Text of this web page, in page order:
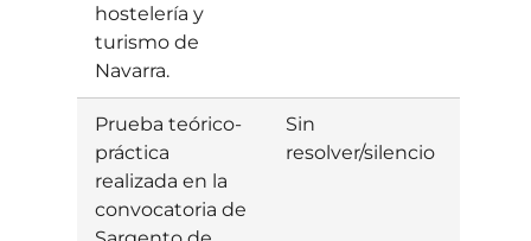
hostelería y
turismo de
Navarra.
Prueba teórico-
práctica
realizada en la
convocatoria de
Sin
resolver/silencio